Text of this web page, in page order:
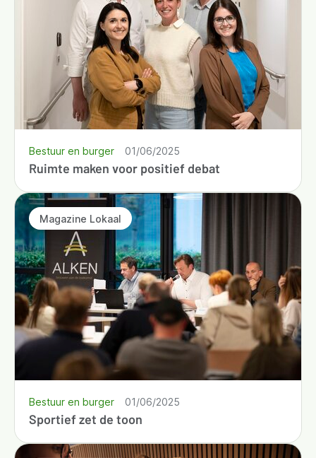
Ruimte maken voor positief debat
Bestuur en burger 01/06/2025
Magazine Lokaal
Sportief zet de toon
Bestuur en burger 01/06/2025